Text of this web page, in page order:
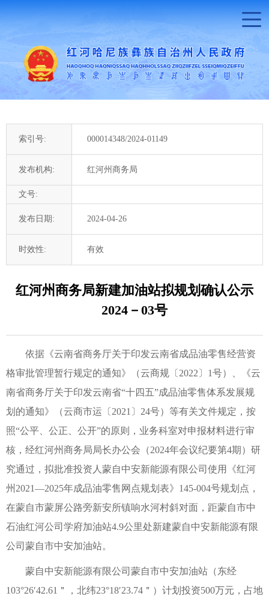
索引号: 000014348/2024-01149
发布机构: 红河州商务局
文号:
发布日期: 2024-04-26
时效性: 有效
红河州商务局新建加油站拟规划确认公示
2024－03号
依据《云南省商务厅关于印发云南省成品油零售经营资
格审批管理暂行规定的通知》（云商规〔2022〕1号）、《云
南省商务厅关于印发云南省“十四五”成品油零售体系发展规
划的通知》（云商市运〔2021〕24号）等有关文件规定，按
照“公平、公正、公开”的原则，业务科室对申报材料进行审
核，经红河州商务局局长办公会（2024年会议纪要第4期）研
究通过，拟批准投资人蒙自中安新能源有限公司使用《红河
州2021—2025年成品油零售网点规划表》145-004号规划点，
在蒙自市蒙屏公路旁新安所镇响水河村斜对面，距蒙自市中
石油红河公司学府加油站4.9公里处新建蒙自中安新能源有限
公司蒙自市中安加油站。
蒙自中安新能源有限公司蒙自市中安加油站（东经
103°26′42.61＂，北纬23°18′23.74＂）计划投资500万元，占地